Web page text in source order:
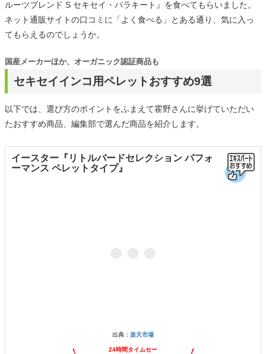
ルーツブレンド S セキセイ・パラキート』を食べてもらいました。
ネット通販サイトの口コミに「よく食べる」とある通り、気に入っ
てもらえるのでしょうか。
セキセイインコ用ペレットおすすめ9選
国産メーカーほか、オーガニック認証商品も
以下では、選び方のポイントをふまえて霍野さんに挙げていただい
たおすすめ商品、編集部で選んだ商品を紹介します。
イースター『リトルバードセレクション パフォ
ーマンス ペレットタイプ』
出典： 楽天市場
24時間タイムセー